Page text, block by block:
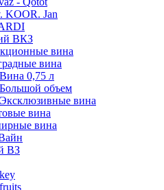
KOOR. Jan
ВКЗ
вина
вина
Вина 0,75 л
Большой объем
Эксклюзивные вина
вина
вина
ВЗ